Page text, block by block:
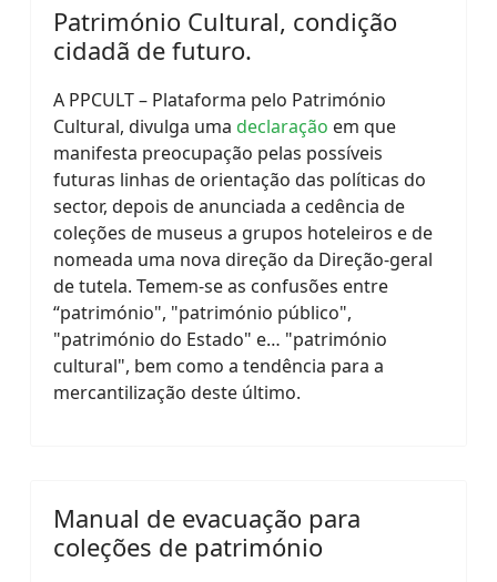
Património Cultural, condição
cidadã de futuro.
A PPCULT – Plataforma pelo Património
Cultural, divulga uma declaração em que
manifesta preocupação pelas possíveis
futuras linhas de orientação das políticas do
sector, depois de anunciada a cedência de
coleções de museus a grupos hoteleiros e de
nomeada uma nova direção da Direção-geral
de tutela. Temem-se as confusões entre
“património", "património público",
"património do Estado" e… "património
cultural", bem como a tendência para a
mercantilização deste último.
Manual de evacuação para
coleções de património